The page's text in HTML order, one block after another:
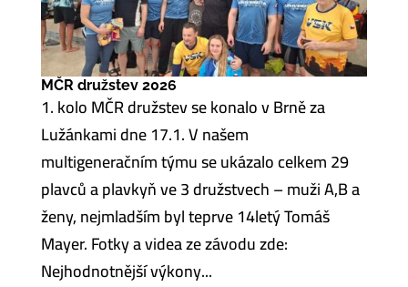
MČR družstev 2026
1. kolo MČR družstev se konalo v Brně za
Lužánkami dne 17.1. V našem
multigeneračním týmu se ukázalo celkem 29
plavců a plavkyň ve 3 družstvech – muži A,B a
ženy, nejmladším byl teprve 14letý Tomáš
Mayer. Fotky a videa ze závodu zde:
Nejhodnotnější výkony...